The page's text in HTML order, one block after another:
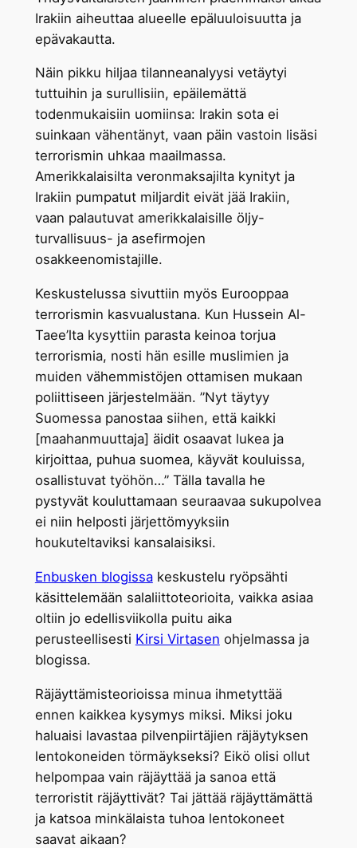
Irakiin aiheuttaa alueelle epäluuloisuutta ja
epävakautta.
Näin pikku hiljaa tilanneanalyysi vetäytyi
tuttuihin ja surullisiin, epäilemättä
todenmukaisiin uomiinsa: Irakin sota ei
suinkaan vähentänyt, vaan päin vastoin lisäsi
terrorismin uhkaa maailmassa.
Amerikkalaisilta veronmaksajilta kynityt ja
Irakiin pumpatut miljardit eivät jää Irakiin,
vaan palautuvat amerikkalaisille öljy-
turvallisuus- ja asefirmojen
osakkeenomistajille.
Keskustelussa sivuttiin myös Eurooppaa
terrorismin kasvualustana. Kun Hussein Al-
Taee’lta kysyttiin parasta keinoa torjua
terrorismia, nosti hän esille muslimien ja
muiden vähemmistöjen ottamisen mukaan
poliittiseen järjestelmään. ”Nyt täytyy
Suomessa panostaa siihen, että kaikki
[maahanmuuttaja] äidit osaavat lukea ja
kirjoittaa, puhua suomea, käyvät kouluissa,
osallistuvat työhön…” Tälla tavalla he
pystyvät kouluttamaan seuraavaa sukupolvea
ei niin helposti järjettömyyksiin
houkuteltaviksi kansalaisiksi.
Enbusken blogissakeskustelu ryöpsähti
käsittelemään salaliittoteorioita, vaikka asiaa
oltiin jo edellisviikolla puitu aika
perusteellisesti Kirsi Virtasen ohjelmassa ja
blogissa.
Räjäyttämisteorioissa minua ihmetyttää
ennen kaikkea kysymys miksi. Miksi joku
haluaisi lavastaa pilvenpiirtäjien räjäytyksen
lentokoneiden törmäykseksi? Eikö olisi ollut
helpompaa vain räjäyttää ja sanoa että
terroristit räjäyttivät? Tai jättää räjäyttämättä
ja katsoa minkälaista tuhoa lentokoneet
saavat aikaan?